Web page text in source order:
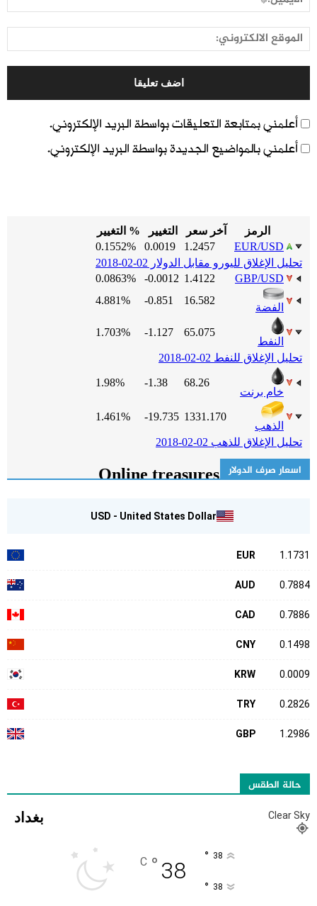
أعلمني بمتابعة التعليقات بواسطة البريد الإلكتروني.
أعلمني بالمواضيع الجديدة بواسطة البريد الإلكتروني.
اسعار صرف الدولار
USD - United States Dollar
EUR 1.1731
AUD 0.7884
CAD 0.7886
CNY 0.1498
KRW 0.0009
TRY 0.2826
GBP 1.2986
حالة الطقس
بغداد Clear Sky
38
°
C 38
°
38
°